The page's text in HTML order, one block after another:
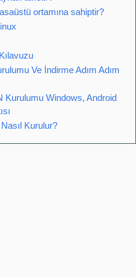
ortamına sahiptir?
Ve İndirme Adım Adım
Kurulumu Windows, Android
Kurulur?